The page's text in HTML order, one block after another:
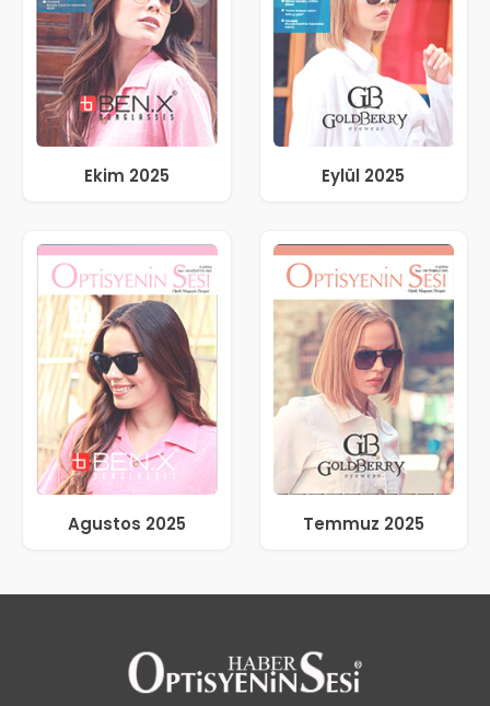
Ekim 2025 Eylül 2025
Agustos 2025 Temmuz 2025